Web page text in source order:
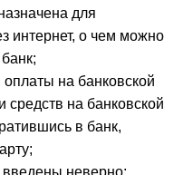
для
интернет, о чем можно
оплаты на банковской
средств на банковской
в банк,
введены неверно;